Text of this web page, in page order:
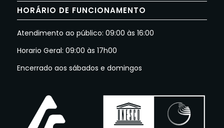
HORÁRIO DE FUNCIONAMENTO
Atendimento ao público: 09:00 às 16:00
Horario Geral: 09:00 às 17h00
Encerrado aos sábados e domingos